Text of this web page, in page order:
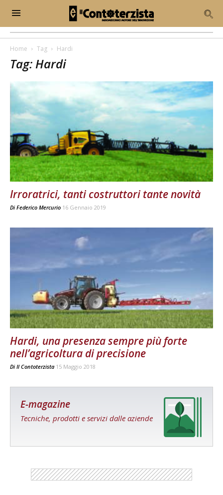
Home Tag Hardi
Tag: Hardi
Irroratrici, tanti costruttori tante novità
Di Federico Mercurio 16 Gennaio 2019
Hardi, una presenza sempre più forte
nell’agricoltura di precisione
Di Il Contoterzista 15 Maggio 2018
E-magazine
Tecniche, prodotti e servizi dalle aziende